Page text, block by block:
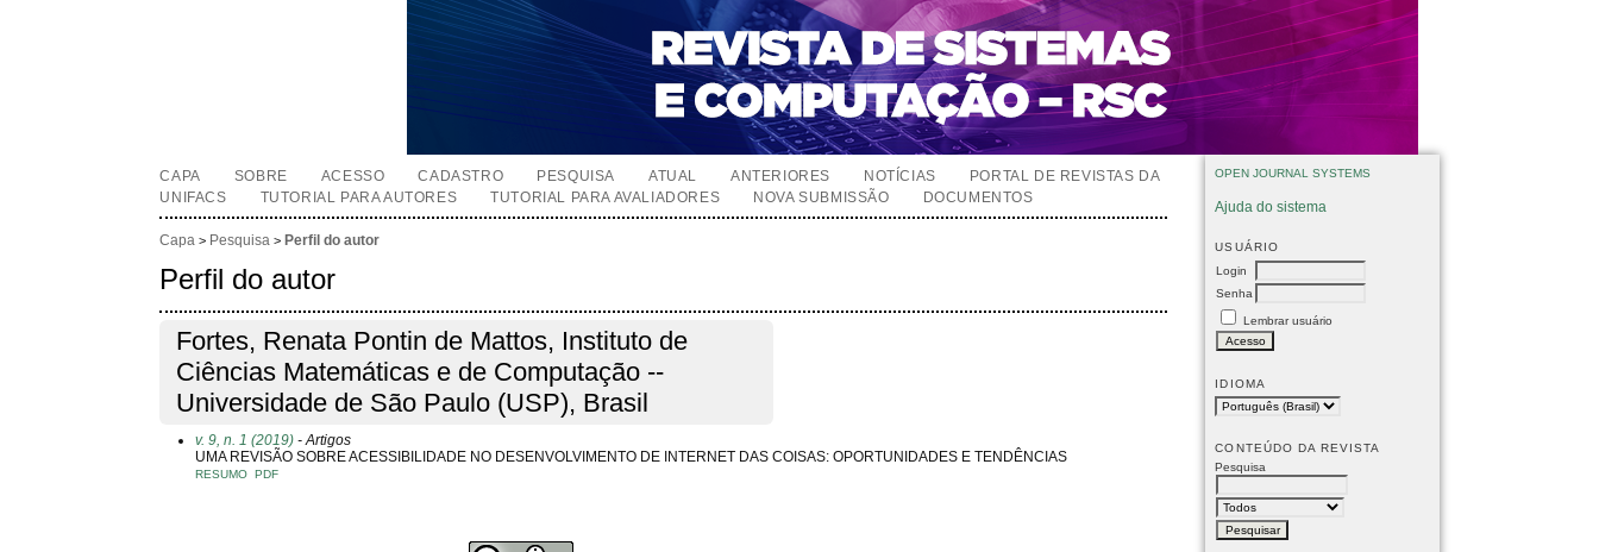
OPEN JOURNAL SYSTEMS
Ajuda do sistema
USUÁRIO
Login
Senha
Lembrar usuário
IDIOMA
CONTEÚDO DA REVISTA
Pesquisa
CAPA SOBRE ACESSO CADASTRO PESQUISA ATUAL ANTERIORES NOTÍCIAS
PORTAL DE REVISTAS DA
UNIFACS
TUTORIAL PARA AUTORES TUTORIAL PARA AVALIADORES NOVA SUBMISSÃO DOCUMENTOS
Capa > Pesquisa > Perfil do autor
Perfil do autor
Fortes, Renata Pontin de Mattos, Instituto de
Ciências Matemáticas e de Computação --
Universidade de São Paulo (USP), Brasil
v. 9, n. 1 (2019) - Artigos
UMA REVISÃO SOBRE ACESSIBILIDADE NO DESENVOLVIMENTO DE INTERNET DAS COISAS: OPORTUNIDADES E TENDÊNCIAS
RESUMO PDF